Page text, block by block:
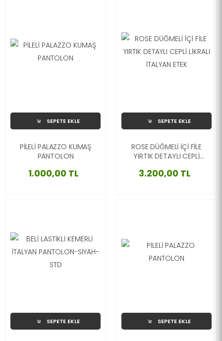
SEPETE EKLE
PİLELİ PALAZZO KUMAŞ
PANTOLON
1.000,00 TL
SEPETE EKLE
ROSE DÜĞMELİ İÇİ FİLE
YIRTIK DETAYLI CEPLİ
3.200,00 TL
SEPETE EKLE SEPETE EKLE